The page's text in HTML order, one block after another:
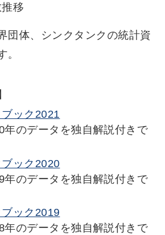
移
団体、シンクタンクの統計資
。
ック2021
年のデータを独自解説付きで
ック2020
年のデータを独自解説付きで
ック2019
年のデータを独自解説付きで